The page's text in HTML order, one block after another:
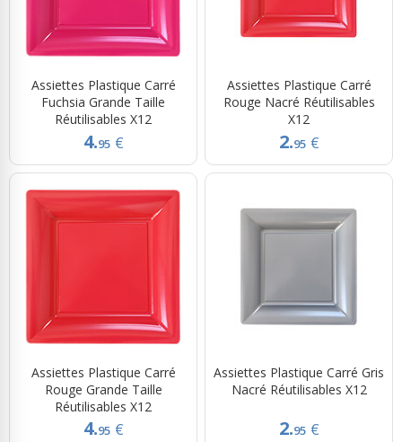
Assiettes Plastique Carré
Fuchsia Grande Taille
Réutilisables X12
4.95 €
Assiettes Plastique Carré
Rouge Nacré Réutilisables
X12
2.95 €
Assiettes Plastique Carré
Rouge Grande Taille
Réutilisables X12
4.95 €
Assiettes Plastique Carré Gris
Nacré Réutilisables X12
2.95 €